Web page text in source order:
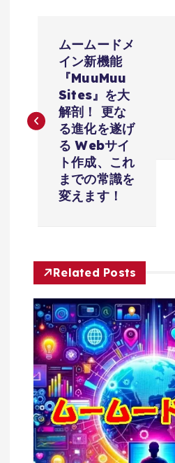
ビ
ョ
ン
ムームードメ
イン新機能
『MuuMuu
Sites』を大
解剖！ 更な
る進化を遂げ
る Webサイ
ト作成、これ
までの常識を
変えます！
Related Posts